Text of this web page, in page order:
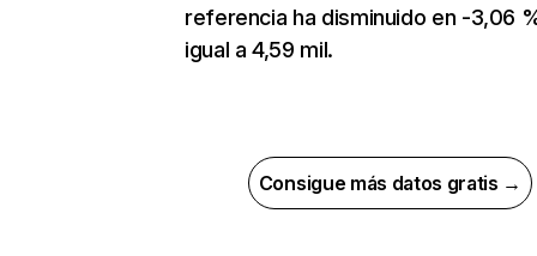
referencia ha disminuido en -3,06
igual a 4,59 mil.
Consigue más datos gratis →